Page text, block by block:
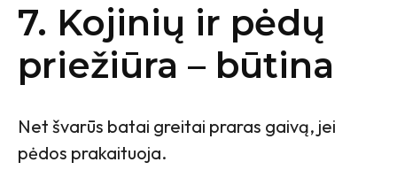
7. Kojinių ir pėdų
priežiūra – būtina
Net švarūs batai greitai praras gaivą, jei
pėdos prakaituoja.